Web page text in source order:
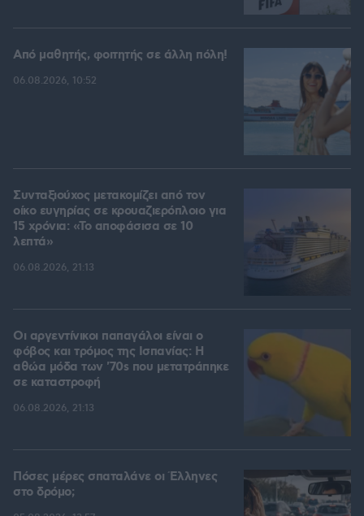
Από μαθητής, φοιτητής σε άλλη πόλη!
06.08.2026, 10:52
Συνταξιούχος μετακομίζει από τον
οίκο ευγηρίας σε κρουαζιερόπλοιο για
15 χρόνια: «Το αποφάσισα σε 10
λεπτά»
06.08.2026, 21:13
Οι αργεντίνικοι παπαγάλοι είναι ο
φόβος και τρόμος της Ισπανίας: Η
αθώα μόδα των '70s που μετατράπηκε
σε καταστροφή
06.08.2026, 21:13
Πόσες μέρες σπαταλάνε οι Έλληνες
στο δρόμο;